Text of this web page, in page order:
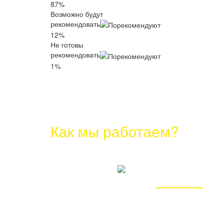
87%
Возможно будут
рекомендовать
12%
Не готовы
рекомендовать
1%
Как мы работаем?